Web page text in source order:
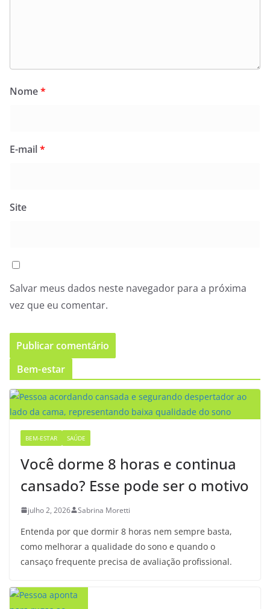
Nome*
E-mail*
Site
Salvar meus dados neste navegador para a próxima
vez que eu comentar.
Bem-estar
BEM-ESTAR SAÚDE
Você dorme 8 horas e continua
cansado? Esse pode ser o motivo
julho 2, 2026 Sabrina Moretti
Entenda por que dormir 8 horas nem sempre basta,
como melhorar a qualidade do sono e quando o
cansaço frequente precisa de avaliação profissional.